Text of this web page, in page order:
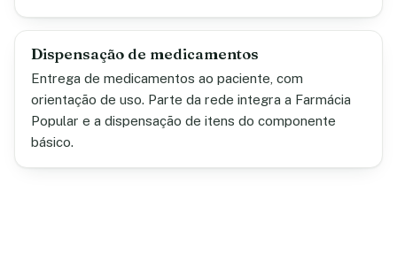
Dispensação de medicamentos
Entrega de medicamentos ao paciente, com
orientação de uso. Parte da rede integra a Farmácia
Popular e a dispensação de itens do componente
básico.